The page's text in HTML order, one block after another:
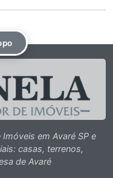
em Avaré SP e
casas, terrenos,
de Avaré